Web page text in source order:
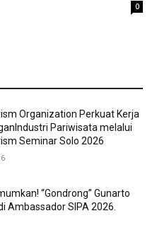
0
Organization Perkuat Kerja
Pariwisata melalui
Seminar Solo 2026
“Gondrong” Gunarto
Ambassador SIPA 2026.